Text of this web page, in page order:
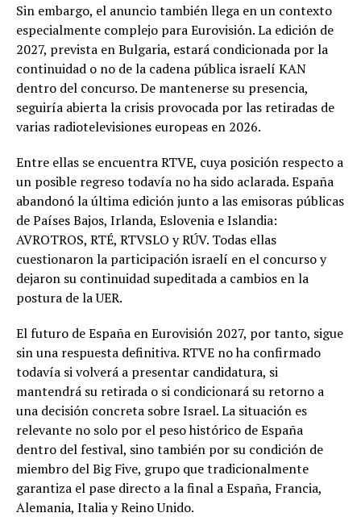
Sin embargo, el anuncio también llega en un contexto
especialmente complejo para Eurovisión. La edición de
2027, prevista en Bulgaria, estará condicionada por la
continuidad o no de la cadena pública israelí KAN
dentro del concurso. De mantenerse su presencia,
seguiría abierta la crisis provocada por las retiradas de
varias radiotelevisiones europeas en 2026.
Entre ellas se encuentra RTVE, cuya posición respecto a
un posible regreso todavía no ha sido aclarada. España
abandonó la última edición junto a las emisoras públicas
de Países Bajos, Irlanda, Eslovenia e Islandia:
AVROTROS, RTÉ, RTVSLO y RÚV. Todas ellas
cuestionaron la participación israelí en el concurso y
dejaron su continuidad supeditada a cambios en la
postura de la UER.
El futuro de España en Eurovisión 2027, por tanto, sigue
sin una respuesta definitiva. RTVE no ha confirmado
todavía si volverá a presentar candidatura, si
mantendrá su retirada o si condicionará su retorno a
una decisión concreta sobre Israel. La situación es
relevante no solo por el peso histórico de España
dentro del festival, sino también por su condición de
miembro del Big Five, grupo que tradicionalmente
garantiza el pase directo a la final a España, Francia,
Alemania, Italia y Reino Unido.